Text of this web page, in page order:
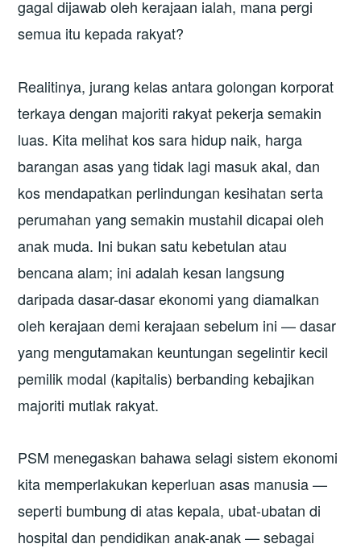
gagal dijawab oleh kerajaan ialah, mana pergi
semua itu kepada rakyat?
Realitinya, jurang kelas antara golongan korporat
terkaya dengan majoriti rakyat pekerja semakin
luas. Kita melihat kos sara hidup naik, harga
barangan asas yang tidak lagi masuk akal, dan
kos mendapatkan perlindungan kesihatan serta
perumahan yang semakin mustahil dicapai oleh
anak muda. Ini bukan satu kebetulan atau
bencana alam; ini adalah kesan langsung
daripada dasar-dasar ekonomi yang diamalkan
oleh kerajaan demi kerajaan sebelum ini — dasar
yang mengutamakan keuntungan segelintir kecil
pemilik modal (kapitalis) berbanding kebajikan
majoriti mutlak rakyat.
PSM menegaskan bahawa selagi sistem ekonomi
kita memperlakukan keperluan asas manusia —
seperti bumbung di atas kepala, ubat-ubatan di
hospital dan pendidikan anak-anak — sebagai